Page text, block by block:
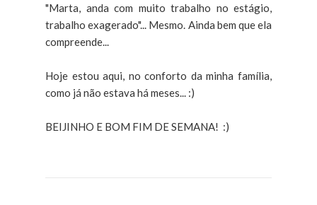
"Marta, anda com muito trabalho no estágio,
trabalho exagerado"... Mesmo. Ainda bem que ela
compreende...
Hoje estou aqui, no conforto da minha família,
como já não estava há meses... :)
BEIJINHO E BOM FIM DE SEMANA! :)